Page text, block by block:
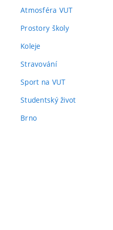
Atmosféra VUT
Prostory školy
Koleje
Stravování
Sport na VUT
Studentský život
Brno